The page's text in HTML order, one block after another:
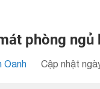
phòng
Oanh Cập nhật